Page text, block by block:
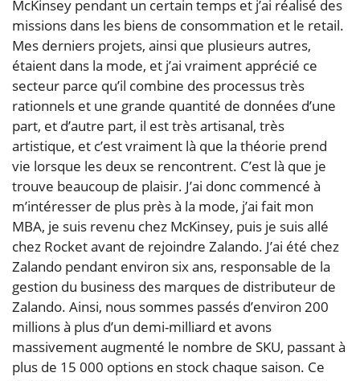
McKinsey pendant un certain temps et j’ai réalisé des
missions dans les biens de consommation et le retail.
Mes derniers projets, ainsi que plusieurs autres,
étaient dans la mode, et j’ai vraiment apprécié ce
secteur parce qu’il combine des processus très
rationnels et une grande quantité de données d’une
part, et d’autre part, il est très artisanal, très
artistique, et c’est vraiment là que la théorie prend
vie lorsque les deux se rencontrent. C’est là que je
trouve beaucoup de plaisir. J’ai donc commencé à
m’intéresser de plus près à la mode, j’ai fait mon
MBA, je suis revenu chez McKinsey, puis je suis allé
chez Rocket avant de rejoindre Zalando. J’ai été chez
Zalando pendant environ six ans, responsable de la
gestion du business des marques de distributeur de
Zalando. Ainsi, nous sommes passés d’environ 200
millions à plus d’un demi-milliard et avons
massivement augmenté le nombre de SKU, passant à
plus de 15 000 options en stock chaque saison. Ce